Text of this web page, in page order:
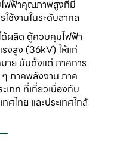
ฟฟ้าคุณภาพสูงที่มี
ช้งานในระดับสากล
ด้ผลิต ตู้ควบคุมไฟฟ้า
งสูง (36kV) ให้แก่
าย นับตั้งแต่ ภาคการ
ๆ ภาคพลังงาน ภาค
เภท ที่เกี่ยวเนื่องกับ
ไทย และประเทศใกล้